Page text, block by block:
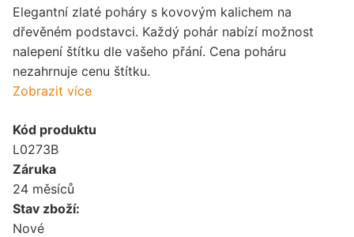
Elegantní zlaté poháry s kovovým kalichem na
dřevěném podstavci. Každý pohár nabízí možnost
nalepení štítku dle vašeho přání. Cena poháru
nezahrnuje cenu štítku.
Zobrazit více
Kód produktu
L0273B
Záruka
24 měsíců
Stav zboží:
Nové